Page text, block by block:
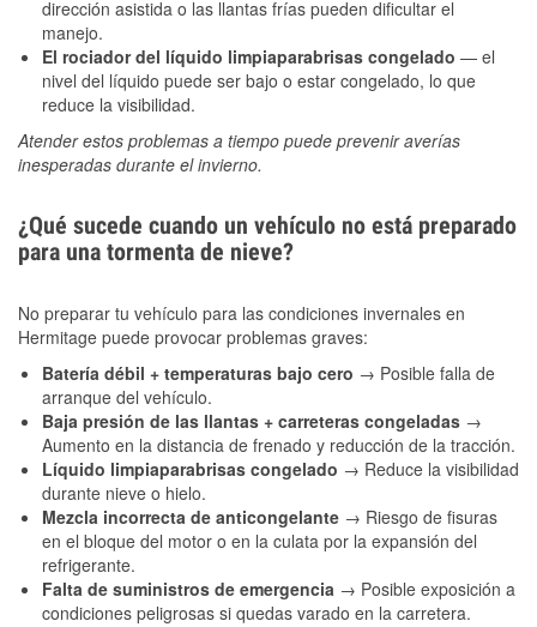
dirección asistida o las llantas frías pueden dificultar el
manejo.
El rociador del líquido limpiaparabrisas congelado — el
nivel del líquido puede ser bajo o estar congelado, lo que
reduce la visibilidad.
Atender estos problemas a tiempo puede prevenir averías
inesperadas durante el invierno.
¿Qué sucede cuando un vehículo no está preparado
para una tormenta de nieve?
No preparar tu vehículo para las condiciones invernales en
Hermitage puede provocar problemas graves:
Batería débil + temperaturas bajo cero → Posible falla de
arranque del vehículo.
Baja presión de las llantas + carreteras congeladas →
Aumento en la distancia de frenado y reducción de la tracción.
Líquido limpiaparabrisas congelado → Reduce la visibilidad
durante nieve o hielo.
Mezcla incorrecta de anticongelante → Riesgo de fisuras
en el bloque del motor o en la culata por la expansión del
refrigerante.
Falta de suministros de emergencia → Posible exposición a
condiciones peligrosas si quedas varado en la carretera.